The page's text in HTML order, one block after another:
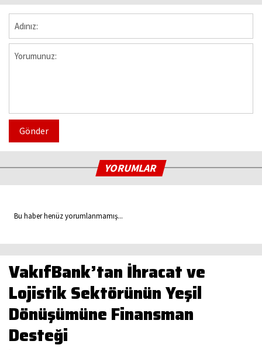
Gönder
YORUMLAR
Bu haber henüz yorumlanmamış...
VakıfBank’tan İhracat ve
Lojistik Sektörünün Yeşil
Dönüşümüne Finansman
Desteği